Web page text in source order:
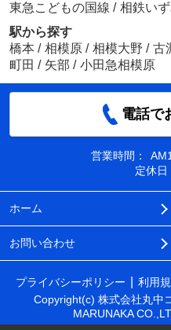
東急こどもの国線 / 相鉄い
駅から探す
橋本 / 相模原 / 相模大野 / 古
町田 / 矢部 / 小田急相模原
電話で
営業時間：
定休日
ホーム
お問い合わせ
プライバシーポリシー 利用
Copyright(c) 株式会社丸中
MARUNAKA